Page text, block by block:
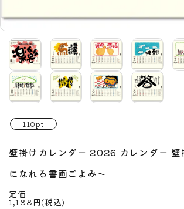
110pt
壁掛けカレンダー 2026 カレンダー 壁
になれる書画ごよみ～
定価
1,188円(税込)